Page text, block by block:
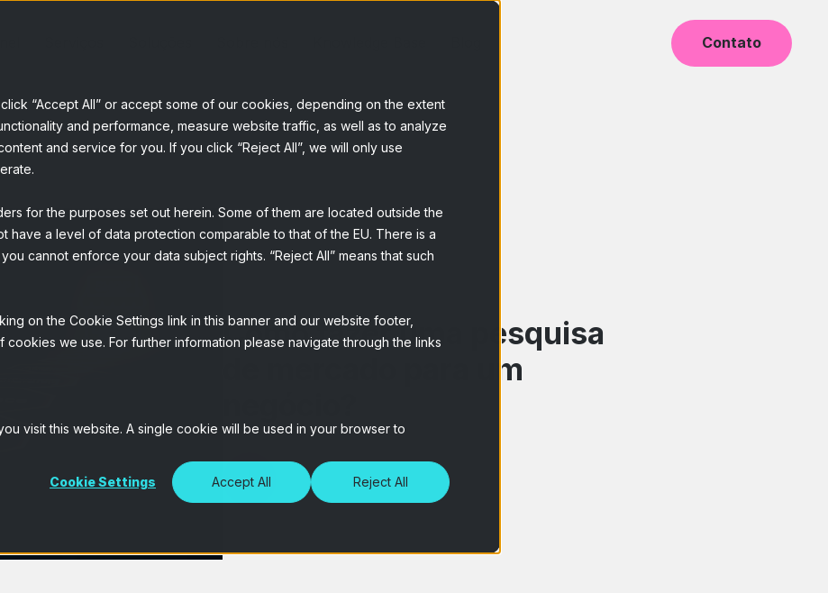
“Accept All” or accept some of our cookies, depending on the extent
and performance, measure website traffic, as well as to analyze
and service for you. If you click “Reject All”, we will only use
for the purposes set out herein. Some of them are located outside the
have a level of data protection comparable to that of the EU. There is a
cannot enforce your data subject rights. “Reject All” means that such
on the Cookie Settings link in this banner and our website footer,
we use. For further information please navigate through the links
visit this website. A single cookie will be used in your browser to
Cookie Settings Accept All Reject All
Contato
Como fazer uma pesquisa
de mercado para um